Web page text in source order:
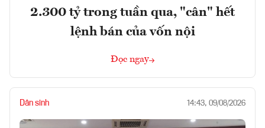
2.300 tỷ trong tuần qua, "cân" hết
lệnh bán của vốn nội
Đọc ngay
Dân sinh 14:43, 09/08/2026